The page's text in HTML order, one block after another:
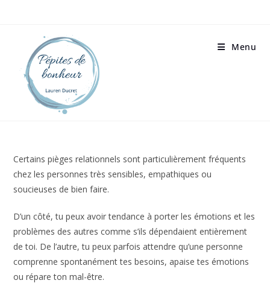
Menu
Certains pièges relationnels sont particulièrement fréquents
chez les personnes très sensibles, empathiques ou
soucieuses de bien faire.
D’un côté, tu peux avoir tendance à porter les émotions et les
problèmes des autres comme s’ils dépendaient entièrement
de toi. De l’autre, tu peux parfois attendre qu’une personne
comprenne spontanément tes besoins, apaise tes émotions
ou répare ton mal-être.